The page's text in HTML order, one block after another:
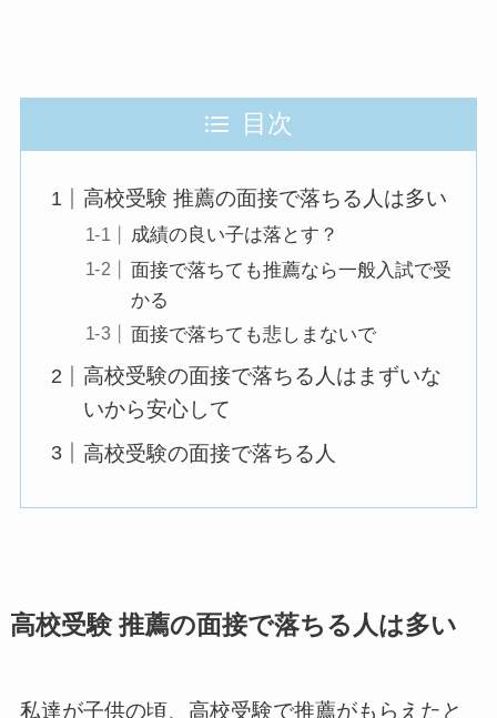
目次
高校受験 推薦の面接で落ちる人は多い
成績の良い子は落とす？
面接で落ちても推薦なら一般入試で受
かる
面接で落ちても悲しまないで
高校受験の面接で落ちる人はまずいな
いから安心して
高校受験の面接で落ちる人
高校受験 推薦の面接で落ちる人は多い
私達が子供の頃、高校受験で推薦がもらえたと